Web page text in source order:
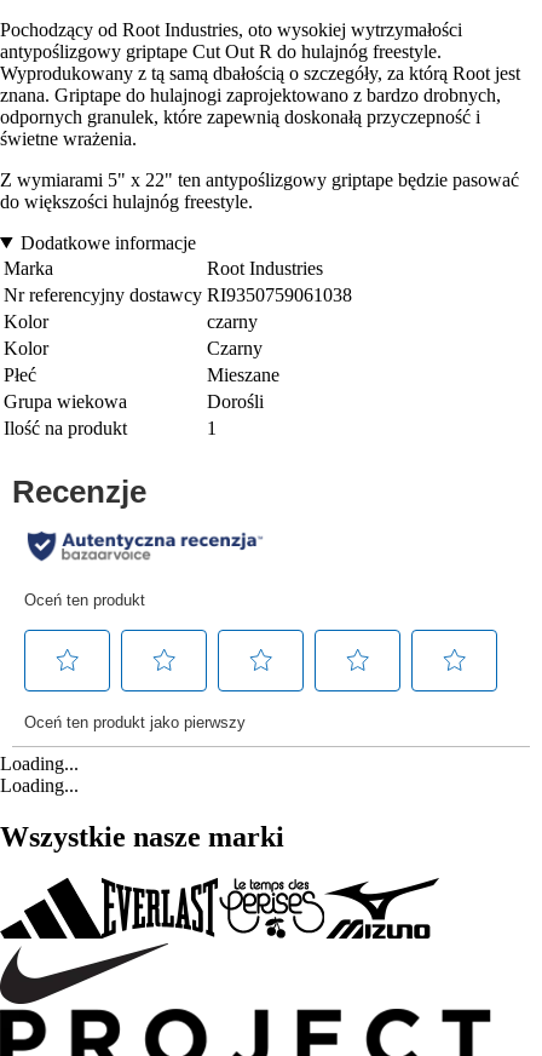
Pochodzący od Root Industries, oto wysokiej wytrzymałości
antypoślizgowy griptape Cut Out R do hulajnóg freestyle.
Wyprodukowany z tą samą dbałością o szczegóły, za którą Root jest
znana. Griptape do hulajnogi zaprojektowano z bardzo drobnych,
odpornych granulek, które zapewnią doskonałą przyczepność i
świetne wrażenia.
Z wymiarami 5" x 22" ten antypoślizgowy griptape będzie pasować
do większości hulajnóg freestyle.
Dodatkowe informacje
Marka
Root Industries
Nr referencyjny dostawcy RI9350759061038
Kolor
czarny
Kolor
Czarny
Płeć
Mieszane
Grupa wiekowa
Dorośli
Ilość na produkt
1
Loading...
Loading...
Wszystkie nasze marki